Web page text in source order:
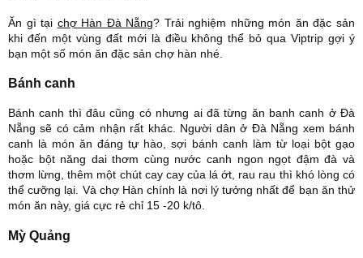
Ăn gì tại chợ Hàn Đà Nẵng? Trải nghiệm những món ăn đặc sản
khi đến một vùng đất mới là điều không thể bỏ qua Viptrip gợi ý
bạn một số món ăn đặc sản chợ hàn nhé.
Bánh canh
Bánh canh thì đâu cũng có nhưng ai đã từng ăn banh canh ở Đà
Nẵng sẽ có cảm nhận rất khác. Người dân ở Đà Nẵng xem bánh
canh là món ăn đáng tự hào, sợi bánh canh làm từ loại bột gạo
hoặc bột năng dai thơm cùng nước canh ngon ngọt đậm đà và
thơm lừng, thêm một chút cay cay của lá ớt, rau rau thì khó lòng có
thể cưỡng lại. Và chợ Hàn chính là nơi lý tưởng nhất để bạn ăn thử
món ăn này, giá cực rẻ chỉ 15 -20 k/tô.
Mỳ Quảng